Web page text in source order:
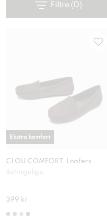
Filtre (0)
CLOU COMFORT, Loafers
Behagelige
399 kr
Ekstra komfort